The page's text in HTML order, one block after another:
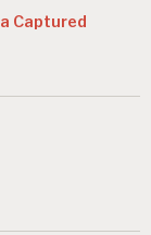
Captured